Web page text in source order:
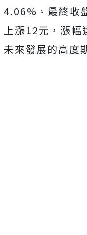
4.06%。最終收
上漲12元，漲幅
未來發展的高度